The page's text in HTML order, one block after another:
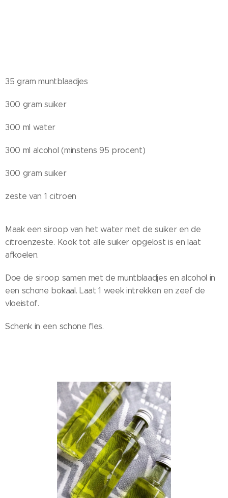
35 gram muntblaadjes
300 gram suiker
300 ml water
300 ml alcohol (minstens 95 procent)
300 gram suiker
zeste van 1 citroen
Maak een siroop van het water met de suiker en de
citroenzeste. Kook tot alle suiker opgelost is en laat
afkoelen.
Doe de siroop samen met de muntblaadjes en alcohol in
een schone bokaal. Laat 1 week intrekken en zeef de
vloeistof.
Schenk in een schone fles.